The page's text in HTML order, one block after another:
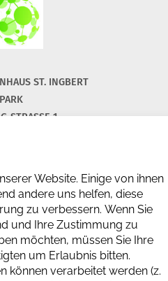
ST. INGBERT
STRASSE 1
igb.de